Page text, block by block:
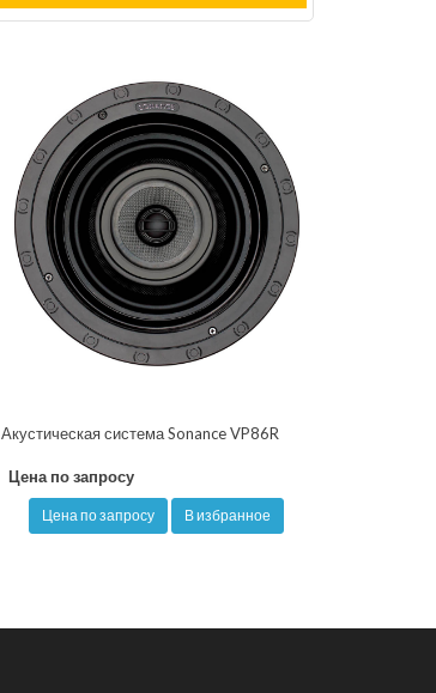
Акустическая система Sonance VP86R
Цена по запросу
Цена по запросу В избранное